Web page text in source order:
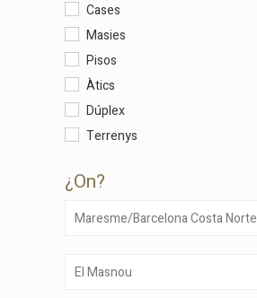
Cases
Masies
Pisos
Àtics
Dúplex
Terrenys
¿on?
Maresme/Barcelona Costa Norte
El Masnou